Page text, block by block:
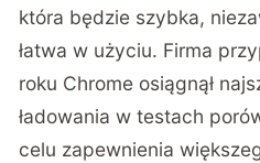
która będzie szybka,
łatwa w użyciu. Firma
roku Chrome osiągnął
ładowania w testach
celu zapewnienia